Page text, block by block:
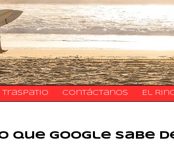
traspatio ​​​​​​​​​Contáctanos El
que Google sabe